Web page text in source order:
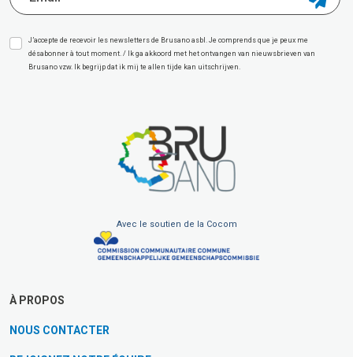
J’accepte de recevoir les newsletters de Brusano asbl. Je comprends que je peux me
désabonner à tout moment. / Ik ga akkoord met het ontvangen van nieuwsbrieven van
Brusano vzw. Ik begrijp dat ik mij te allen tijde kan uitschrijven.
Avec le soutien de la Cocom
À PROPOS
NOUS CONTACTER